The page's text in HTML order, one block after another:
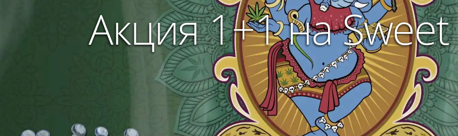
Акция 1+1 на